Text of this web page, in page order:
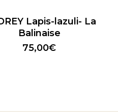
Lapis-lazuli- La
Balinaise
75,00€